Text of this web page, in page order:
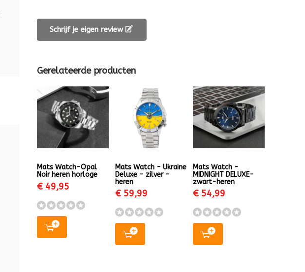
Schrijf je eigen review
Gerelateerde producten
Mats Watch-Opal
Noir heren horloge
€ 49,95
Mats Watch - Ukraine
Deluxe - zilver -
heren
€ 59,99
Mats Watch -
MIDNIGHT DELUXE-
zwart-heren
€ 54,99